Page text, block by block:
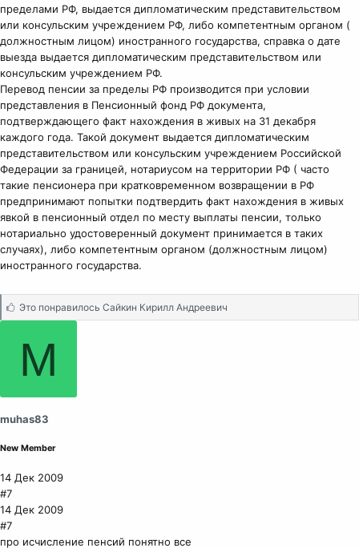
пределами РФ, выдается дипломатическим представительством
или консульским учреждением РФ, либо компетентным органом (
должностным лицом) иностранного государства, справка о дате
выезда выдается дипломатическим представительством или
консульским учреждением РФ.
Перевод пенсии за пределы РФ производится при условии
представления в Пенсионный фонд РФ документа,
подтверждающего факт нахождения в живых на 31 декабря
каждого года. Такой документ выдается дипломатическим
представительством или консульским учреждением Российской
Федерации за границей, нотариусом на территории РФ ( часто
такие пенсионера при кратковременном возвращении в РФ
предпринимают попытки подтвердить факт нахождения в живых
явкой в пенсионный отдел по месту выплаты пенсии, только
нотариально удостоверенный документ принимается в таких
случаях), либо компетентным органом (должностным лицом)
иностранного государства.
С
и
и
и
Это понравилось Сайкин Кирилл Андреевич
M
muhas83
New Member
14 Дек 2009
#7
14 Дек 2009
#7
про исчисление пенсий понятно все